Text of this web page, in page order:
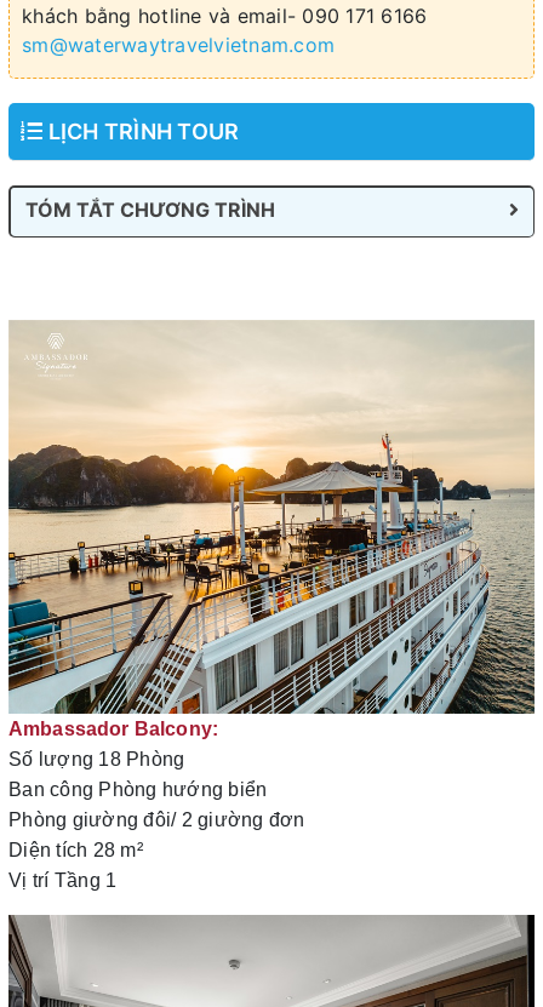
khách bằng hotline và email- 090 171 6166
sm@waterwaytravelvietnam.com
LỊCH TRÌNH TOUR
TÓM TẮT CHƯƠNG TRÌNH
Ambassador Balcony:
Số lượng 18 Phòng
Ban công Phòng hướng biển
Phòng giường đôi/ 2 giường đơn
Diện tích 28 m²
Vị trí Tầng 1